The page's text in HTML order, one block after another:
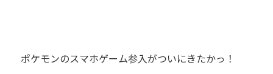
ポケモンのスマホゲーム参入がついにきたかっ！